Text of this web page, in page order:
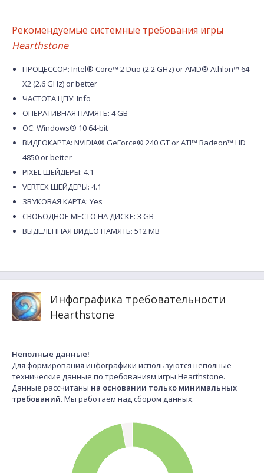
Рекомендуемые системные требования игры
Hearthstone
ПРОЦЕССОР: Intel® Core™ 2 Duo (2.2 GHz) or AMD® Athlon™ 64
X2 (2.6 GHz) or better
ЧАСТОТА ЦПУ: Info
ОПЕРАТИВНАЯ ПАМЯТЬ: 4 GB
ОС: Windows® 10 64-bit
ВИДЕОКАРТА: NVIDIA® GeForce® 240 GT or ATI™ Radeon™ HD
4850 or better
PIXEL ШЕЙДЕРЫ: 4.1
VERTEX ШЕЙДЕРЫ: 4.1
ЗВУКОВАЯ КАРТА: Yes
СВОБОДНОЕ МЕСТО НА ДИСКЕ: 3 GB
ВЫДЕЛЕННАЯ ВИДЕО ПАМЯТЬ: 512 MB
Инфографика требовательности
Hearthstone
Неполные данные!
Для формирования инфографики используются неполные
технические данные по требованиям игры Hearthstone.
Данные рассчитаны на основании только минимальных
требований. Мы работаем над сбором данных.